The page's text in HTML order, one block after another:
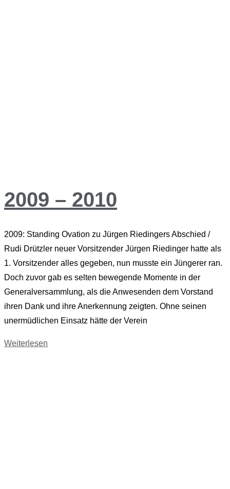
2009 – 2010
2009: Standing Ovation zu Jürgen Riedingers Abschied /
Rudi Drützler neuer Vorsitzender Jürgen Riedinger hatte als
1. Vorsitzender alles gegeben, nun musste ein Jüngerer ran.
Doch zuvor gab es selten bewegende Momente in der
Generalversammlung, als die Anwesenden dem Vorstand
ihren Dank und ihre Anerkennung zeigten. Ohne seinen
unermüdlichen Einsatz hätte der Verein
Weiterlesen